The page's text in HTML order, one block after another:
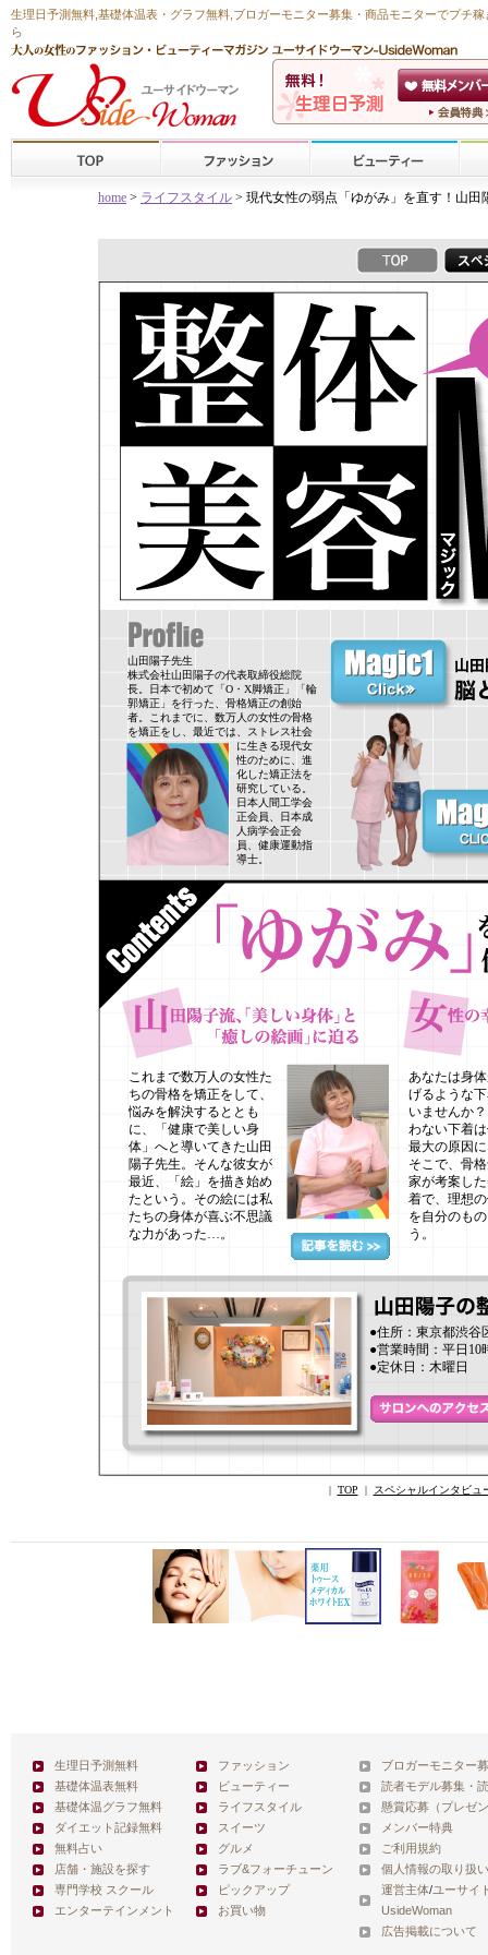
生理日予測無料 基礎体温表・グラフ無料 ,ブロガーモニター募集・商品モニターでプチ稼
ら
home > ライフスタイル > 現代女性の弱点「ゆがみ」を直す！山田
山田陽子先生
株式会社山田陽子の代表取締役総院
長。日本で初めて「O・X脚矯正」「輪
郭矯正」を行った、骨格矯正の創始
者。これまでに、数万人の女性の骨格
を矯正をし、最近では、 ストレス社会
に生きる現代女
性のために、進
化した矯正法を
研究している。
日本人間工学会
正会員、日本成
人病学会正会
員、健康運動指
導士。
これまで数万人の女性た
ちの骨格を矯正をして、
悩みを解決するととも
に、「健康で美しい身
体」へと導いてきた山田
陽子先生。そんな彼女が
最近、「絵」を描き始め
たという。その絵には私
たちの身体が喜ぶ不思議
な力があった…。
あなたは身
げるような
いませんか
わない下着
最大の原因
そこで、骨
家が考案し
着で、理想
を自分のも
う。
●住所：東京都渋谷
●営業時間：平日10
●定休日：木曜日
| TOP | スペシャルインタビュ
生理日予測無料
基礎体温表無料
基礎体温グラフ無料
ダイエット記録無料
無料占い
店舗・施設を探す
専門学校 スクール
エンターテインメント
ファッション
ビューティー
ライフスタイル
スイーツ
グルメ
ラブ&フォーチューン
ピックアップ
お買い物
ブロガーモニター
読者モデル募集・
懸賞応募（プレゼ
メンバー特典
ご利用規約
個人情報の取り扱
運営主体/ユーサイ
UsideWoman
広告掲載について